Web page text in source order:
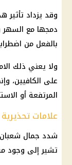
وقد يزداد تأثير
دمجها مع السهر
بالفعل من
ولا يعني ذلك
على الكافيين،
المرتفعة أو
علامات
شدد جمال شعبان
تشير إلى وجود